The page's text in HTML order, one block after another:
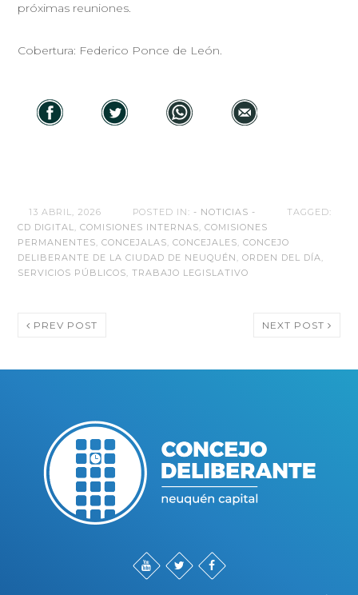
próximas reuniones.
Cobertura: Federico Ponce de León.
13 ABRIL, 2026 POSTED IN: - NOTICIAS -
TAGGED:
CD DIGITAL,COMISIONES INTERNAS,COMISIONES
PERMANENTES,CONCEJALAS,CONCEJALES,CONCEJO
DELIBERANTE DE LA CIUDAD DE NEUQUÉN ,ORDEN DEL DÍA,
SERVICIOS PÚBLICOS,TRABAJO LEGISLATIVO
PREV POST NEXT POST